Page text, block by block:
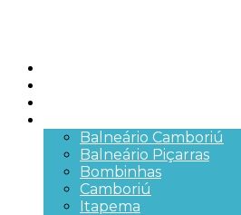
Balneário Camboriú
Balneário Piçarras
Bombinhas
Camboriú
Itapema